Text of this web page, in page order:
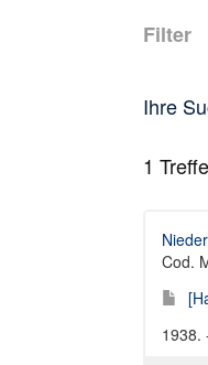
Filter
Ihre
1
Cod.
1938.